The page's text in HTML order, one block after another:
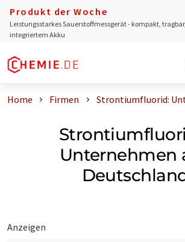
Produkt der Woche
Leistungsstarkes Sauerstoffmessgerät - kompakt,
integriertem Akku
Home Firmen Strontiumfluorid:
Unternehmen
Anzeigen